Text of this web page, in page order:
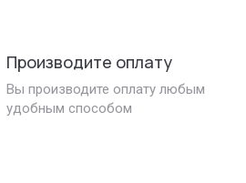
Производите оплату
Вы производите оплату любым
удобным способом